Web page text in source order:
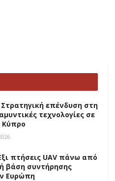
Στρατηγική επένδυση στη
τεχνολογίες σε
Κύπρο
πτήσεις UAV πάνω από
βάση συντήρησης
Ευρώπη